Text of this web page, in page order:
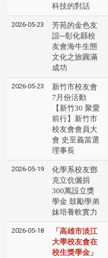
科技的對話
2026-05-23
芳苑的金色友
誼─彰化縣校
友會海牛生態
文化之旅圓滿
成功
2026-05-23
新竹市校友會
7月份活動
【新竹30 聚愛
前行】新竹市
校友會會員大
會 史至義當選
理事長
2026-05-19
化學系校友鄧
克立伉儷捐
300萬設立獎
學金 鼓勵學弟
妹培養軟實力
2026-05-18
「高雄市淡江
大學校友會在
校生獎學金」